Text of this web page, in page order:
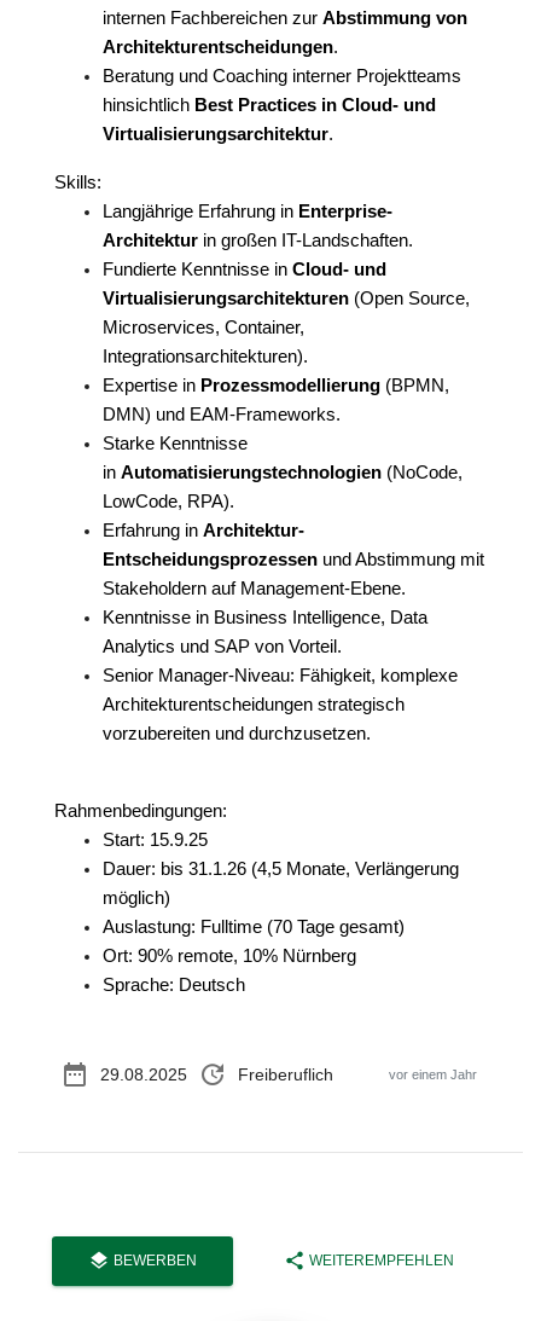
internen Fachbereichen zur Abstimmung von
Architekturentscheidungen.
Beratung und Coaching interner Projektteams
hinsichtlich Best Practices in Cloud- und
Virtualisierungsarchitektur.
Skills:
Langjährige Erfahrung in Enterprise-
Architektur in großen IT-Landschaften.
Fundierte Kenntnisse in Cloud- und
Virtualisierungsarchitekturen (Open Source,
Microservices, Container,
Integrationsarchitekturen).
Expertise in Prozessmodellierung (BPMN,
DMN) und EAM-Frameworks.
Starke Kenntnisse
in Automatisierungstechnologien (NoCode,
LowCode, RPA).
Erfahrung in Architektur-
Entscheidungsprozessen und Abstimmung mit
Stakeholdern auf Management-Ebene.
Kenntnisse in Business Intelligence, Data
Analytics und SAP von Vorteil.
Senior Manager-Niveau: Fähigkeit, komplexe
Architekturentscheidungen strategisch
vorzubereiten und durchzusetzen.
Rahmenbedingungen:
Start: 15.9.25
Dauer: bis 31.1.26 (4,5 Monate, Verlängerung
möglich)
Auslastung: Fulltime (70 Tage gesamt)
Ort: 90% remote, 10% Nürnberg
Sprache: Deutsch
date_range 29.08.2025 update Freiberuflich vor einem Jahr
layers BEWERBEN share WEITEREMPFEHLEN